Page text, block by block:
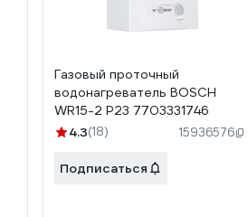
Газовый проточный
водонагреватель BOSCH
WR15-2 P23 7703331746
4.3(18) 15936576
Подписаться